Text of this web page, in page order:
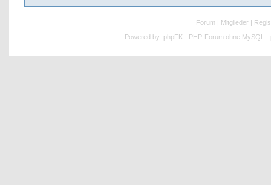
Forum Mitglieder
Powered by: phpFK - PHP-Forum ohne MySQL -